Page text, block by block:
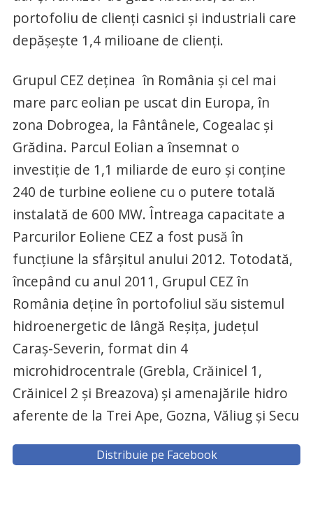
portofoliu de clienţi casnici şi industriali care
depăşeşte 1,4 milioane de clienţi.
Grupul CEZ deţinea în România şi cel mai
mare parc eolian pe uscat din Europa, în
zona Dobrogea, la Fântânele, Cogealac şi
Grădina. Parcul Eolian a însemnat o
investiţie de 1,1 miliarde de euro şi conţine
240 de turbine eoliene cu o putere totală
instalată de 600 MW. Întreaga capacitate a
Parcurilor Eoliene CEZ a fost pusă în
funcţiune la sfârşitul anului 2012. Totodată,
începând cu anul 2011, Grupul CEZ în
România deţine în portofoliul său sistemul
hidroenergetic de lângă Reşiţa, judeţul
Caraş-Severin, format din 4
microhidrocentrale (Grebla, Crăinicel 1,
Crăinicel 2 şi Breazova) şi amenajările hidro
aferente de la Trei Ape, Gozna, Văliug şi Secu
Distribuie pe Facebook